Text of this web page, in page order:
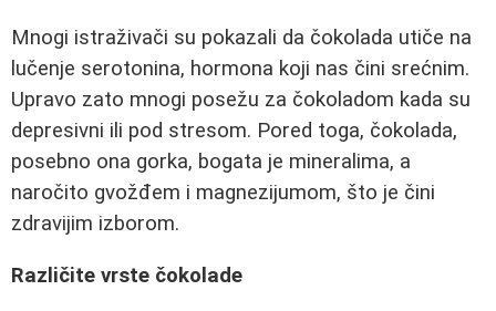
Mnogi istraživači su pokazali da čokolada utiče na
lučenje serotonina, hormona koji nas čini srećnim.
Upravo zato mnogi posežu za čokoladom kada su
depresivni ili pod stresom. Pored toga, čokolada,
posebno ona gorka, bogata je mineralima, a
naročito gvožđem i magnezijumom, što je čini
zdravijim izborom.
Različite vrste čokolade